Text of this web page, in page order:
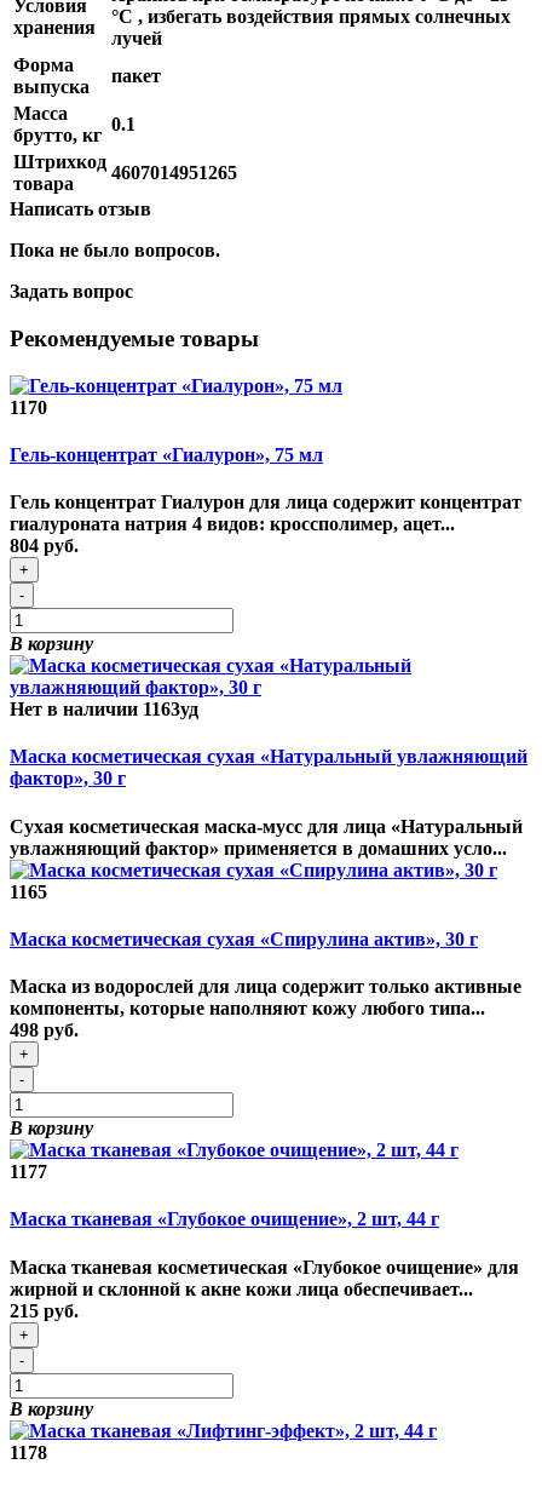
Условия
хранения
°С , избегать воздействия прямых солнечных
лучей
Форма
выпуска
пакет
Масса
брутто, кг
0.1
Штрихкод
товара
4607014951265
Написать отзыв
Пока не было вопросов.
Задать вопрос
Рекомендуемые товары
1170
Гель-концентрат «Гиалурон», 75 мл
Гель концентрат Гиалурон для лица содержит концентрат
гиалуроната натрия 4 видов: кроссполимер, ацет...
804 руб.
+
-
В корзину
Нет в наличии 1163уд
Маска косметическая сухая «Натуральный увлажняющий
фактор», 30 г
Сухая косметическая маска-мусс для лица «Натуральный
увлажняющий фактор» применяется в домашних усло...
1165
Маска косметическая сухая «Спирулина актив», 30 г
Маска из водорослей для лица содержит только активные
компоненты, которые наполняют кожу любого типа...
498 руб.
+
-
В корзину
1177
Маска тканевая «Глубокое очищение», 2 шт, 44 г
Маска тканевая косметическая «Глубокое очищение» для
жирной и склонной к акне кожи лица обеспечивает...
215 руб.
+
-
В корзину
1178